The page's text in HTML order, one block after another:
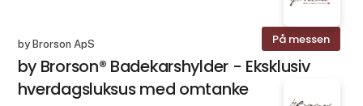
På messen
by Brorson ApS
by Brorson® Badekarshylder - Eksklusiv
hverdagsluksus med omtanke